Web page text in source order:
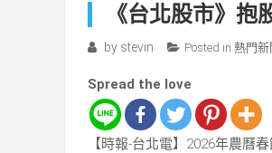
《台北股市》
by stevin Posted in 熱門新
Spread the love
【時報-台北電】2026年農曆